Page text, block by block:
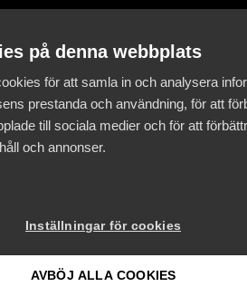
på denna webbplats
för att samla in och analysera
prestanda och användning, för att
till sociala medier och för att
och annonser.
Inställningar för cookies
AVBÖJ ALLA COOKIES